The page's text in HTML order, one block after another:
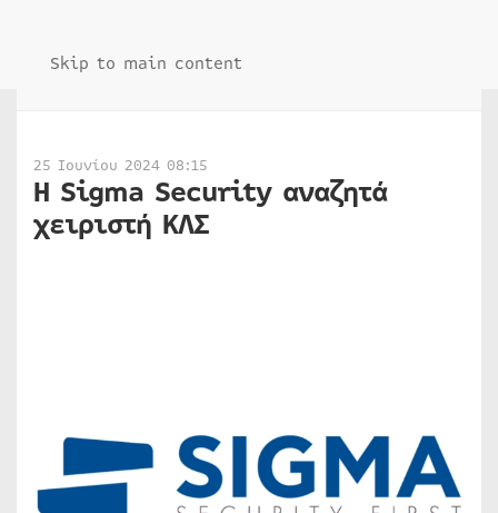
Skip to main content
25 Ιουνίου 2024 08:15
H Sigma Security αναζητά
χειριστή ΚΛΣ